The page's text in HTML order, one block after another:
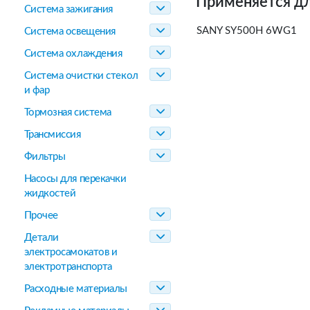
Система зажигания
Система освещения
Система охлаждения
Система очистки стекол
и фар
Тормозная система
Трансмиссия
Фильтры
Насосы для перекачки
жидкостей
Прочее
Детали
электросамокатов и
электротранспорта
Расходные материалы
SANY SY500H 6WG1